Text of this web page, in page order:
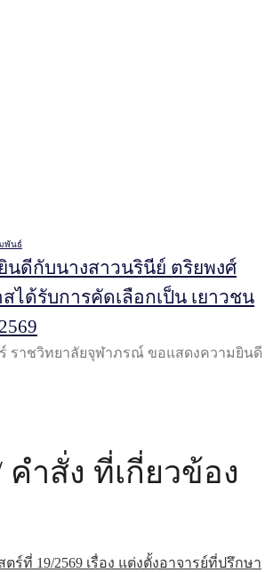
พันธ์
ดีกับนางสาวนรินีย์ ตริยพงศ์
ได้รับการคัดเลือกเป็น เยาวชน
าชวิทยาลัยจุฬาภรณ์ ขอแสดงความยินดี
คำสั่ง ที่เกี่ยวข้อง
ร์ที่ 19/2569 เรื่อง แต่งตั้งอาจารย์ที่ปรึกษา